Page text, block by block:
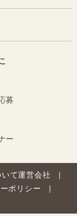
募
ー
て運営会社
ポリシー